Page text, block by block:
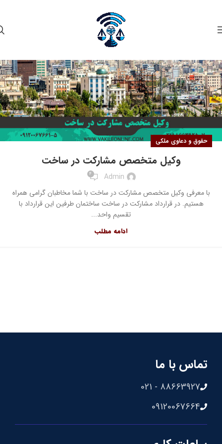
حقوق و دعاوی ملکی
وکیل متخصص مشارکت در ساخت
Admin
4
با معرفی وکیل متخصص مشارکت در ساخت با شما مخاطبان گرامی همراه
هستیم. در قرارداد مشارکت در ساخت ساختمان طرفین این قرارداد با
تقسیم واحد...
ادامه مطلب
تماس با ما
88663927 - 021
09120067664